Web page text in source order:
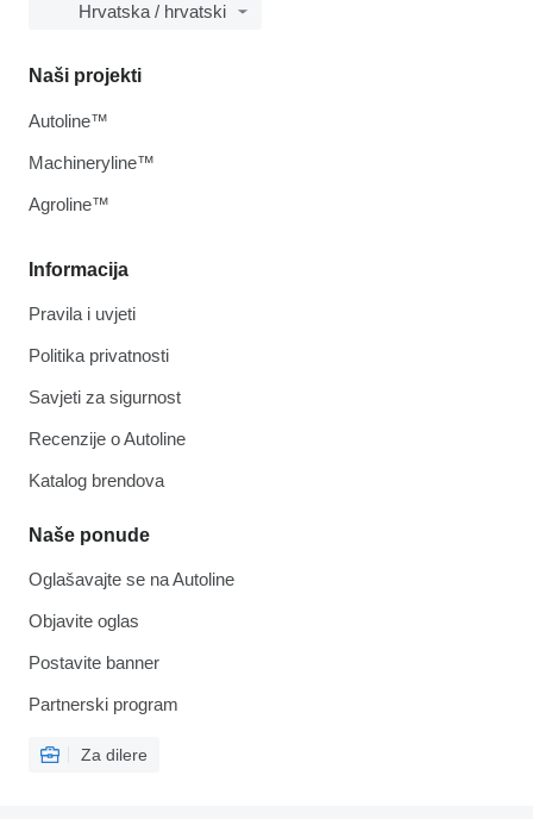
Hrvatska / hrvatski
Informacija
Pravila i uvjeti
Politika privatnosti
Savjeti za sigurnost
Recenzije o Autoline
Katalog brendova
Naše ponude
Oglašavajte se na Autoline
Objavite oglas
Postavite banner
Partnerski program
Za dilere
Naši projekti
Autoline™
Machineryline™
Agroline™